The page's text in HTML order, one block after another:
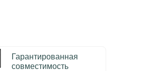
Гарантированная
совместимость